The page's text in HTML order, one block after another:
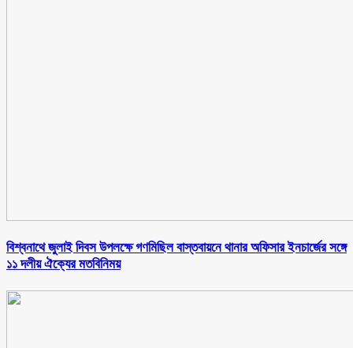
বিশ্বনাথে জুলাই দিবস উপলক্ষে গণমিছিল বাস্তবায়নে থানার অফিসার ইনচার্জের সঙ্গে
১১ দলীয় ঐক্যের মতবিনিময়